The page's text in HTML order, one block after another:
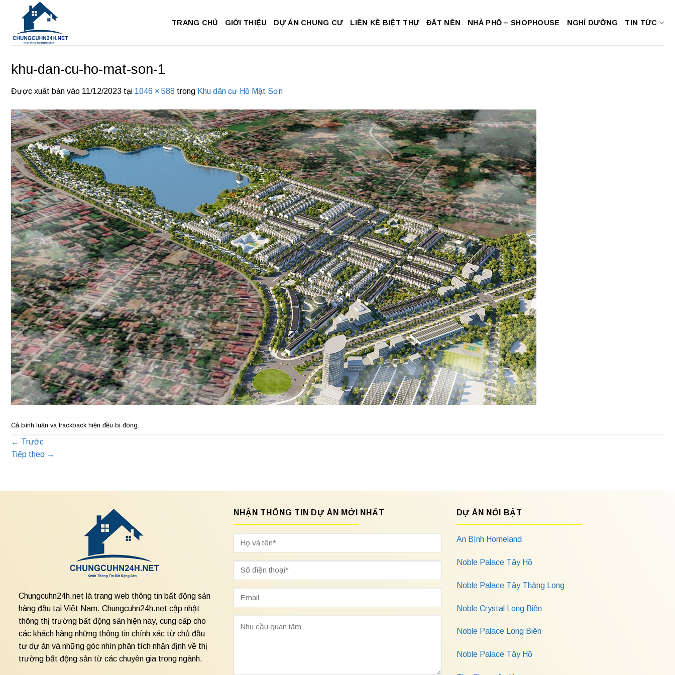
dung
TRANG CHỦ GIỚI THIỆU DỰ ÁN CHUNG CƯ LIỀN KỀ BIỆT THỰ ĐẤT NỀN NHÀ PHỐ – SHOPHOUSE NGHỈ DƯỠNG TIN TỨC
khu-dan-cu-ho-mat-son-1
Được xuất bản vào 11/12/2023 tại 1046 × 588 trong Khu dân cư Hồ Mật Sơn
Cả bình luận và trackback hiện đều bị đóng.
← Trước
Tiếp theo →
Chungcuhn24h.net là trang web thông tin bất động sản
hàng đầu tại Việt Nam. Chungcuhn24h.net cập nhật
thông thị trường bất động sản hiện nay, cung cấp cho
các khách hàng những thông tin chính xác từ chủ đầu
tư dự án và những góc nhìn phân tích nhận định về thị
trường bất động sản từ các chuyên gia trong ngành.
NHẬN THÔNG TIN DỰ ÁN MỚI NHẤT DỰ ÁN NỔI BẬT
An Bình Homeland
Noble Palace Tây Hồ
Noble Palace Tây Thăng Long
Noble Crystal Long Biên
Noble Palace Long Biên
Noble Palace Tây Hồ